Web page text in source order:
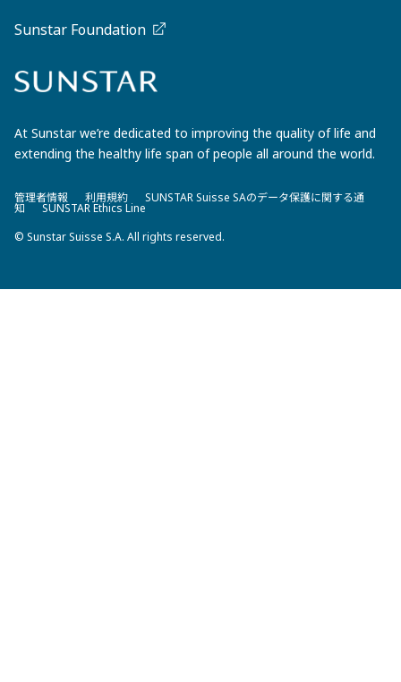
Sunstar Foundation
At Sunstar we’re dedicated to improving the quality of life and
extending the healthy life span of people all around the world.
管理者情報 利用規約 SUNSTAR Suisse SAのデータ保護に関する通
知
SUNSTAR Ethics Line
© Sunstar Suisse S.A. All rights reserved.